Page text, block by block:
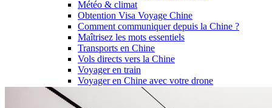
Météo & climat
Obtention Visa Voyage Chine
Comment communiquer depuis la Chine ?
Maîtrisez les mots essentiels
Transports en Chine
Vols directs vers la Chine
Voyager en train
Voyager en Chine avec votre drone
Vaccins pour votre voyage en Chine
Mal des montagnes